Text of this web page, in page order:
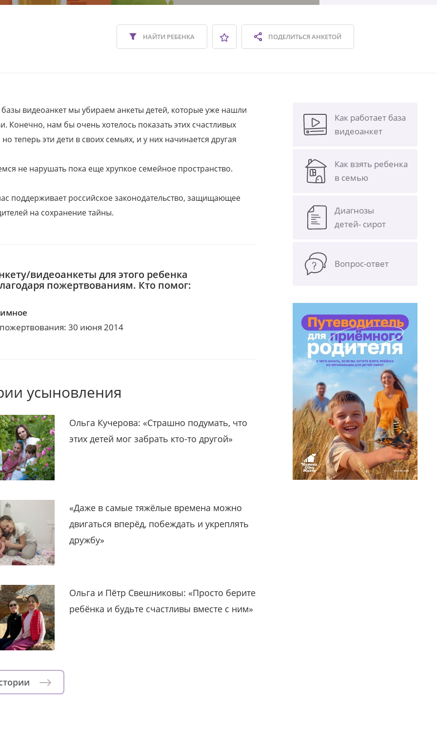
ПОДЕЛИТЬСЯАНКЕТОЙ
НАЙТИ РЕБЕНКА
видеоанкет мы убираем анкеты детей, которые уже нашли
Конечно, нам бы очень хотелось показать этих счастливых
теперь эти дети в своих семьях, и у них начинается другая
не нарушать пока еще хрупкое семейное пространство.
поддерживает российское законодательство, защищающее
на сохранение тайны.
видеоанкеты для этого ребенка
пожертвованиям. Кто помог:
30 июня 2014
усыновления
Ольга Кучерова: «Страшно подумать, что
этих детей мог забрать кто-то другой»
«Даже в самые тяжёлые времена можно
двигаться вперёд, побеждать и укреплять
дружбу»
Ольга и Пётр Свешниковы: «Просто берите
ребёнка и будьте счастливы вместе с ним»
Как работает база
видеоанкет
Как взять ребенка
в семью
Диагнозы
детей- сирот
Вопрос-ответ